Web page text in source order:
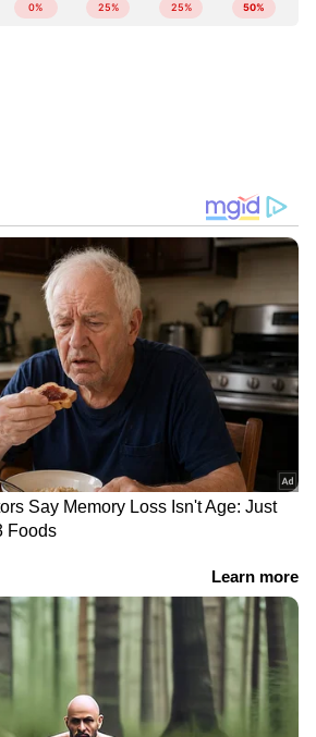
ഈ നീക്കം. ഈ
ബാരലിന് 100 ഡോളറിന്
പശ്ചാത്തലത്തിലാണ്
നീക്കം. കയറ്റുമതിയിൽ
ചുമത്തി കൂടുതൽ
ലക്ഷ്യമിടുന്നത്.
അണ്ടർ സെക്രട്ടറി ധീരജ്
പുറപ്പെടുവിച്ചത്.